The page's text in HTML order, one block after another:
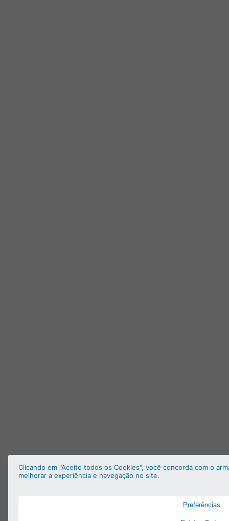
Clicando em "Aceito todos os Cookies", você concorda com o
melhorar a experiência e navegação no site.
Preferências